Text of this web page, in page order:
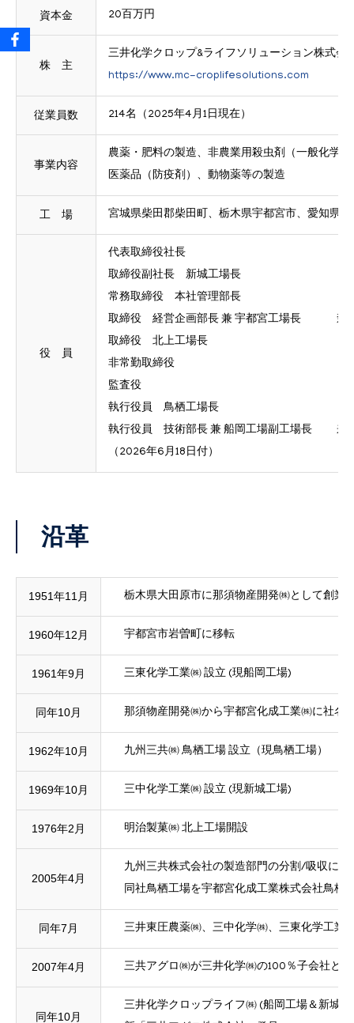
資本金 20百万円
株 主
三井化学クロップ&ライフソリューション株式会
https://www.mc-croplifesolutions.com
従業員数 214名（2025年4月1日現在）
事業内容
農薬・肥料の製造、非農業用殺虫剤（一般化学
医薬品（防疫剤）、動物薬等の製造
工 場 宮城県柴田郡柴田町、栃木県宇都宮市、愛知県
役 員
代表取締役社長 佐々木
取締役副社長 新城工場長 吉
常務取締役 本社管理部長 小出
取締役 経営企画部長 兼 宇都宮工場長 森
取締役 北上工場長 釜付
非常勤取締役 宮井
監査役 谷口 勝
執行役員 鳥栖工場長 坂本
執行役員 技術部長 兼 船岡工場副工場長 来
（2026年6月18日付）
沿革
1951年11月 栃木県大田原市に那須物産開発㈱として創業
1960年12月 宇都宮市岩曽町に移転
1961年9月 三東化学工業㈱ 設立 (現船岡工場)
同年10月 那須物産開発㈱から宇都宮化成工業㈱に社名
1962年10月 九州三共㈱ 鳥栖工場 設立（現鳥栖工場）
1969年10月 三中化学工業㈱ 設立 (現新城工場)
1976年2月 明治製菓㈱ 北上工場開設
2005年4月
九州三共株式会社の製造部門の分割/吸収にと
同社鳥栖工場を宇都宮化成工業株式会社鳥栖
同年7月 三井東圧農薬㈱、三中化学㈱、三東化学工業
2007年4月 三共アグロ㈱が三井化学㈱の100％子会社と
同年10月
三井化学クロップライフ㈱ (船岡工場＆新城